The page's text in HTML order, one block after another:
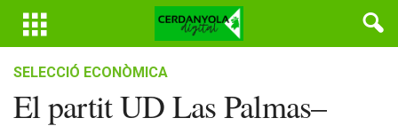
SELECCIÓ ECONÒMICA
El partit UD Las Palmas–